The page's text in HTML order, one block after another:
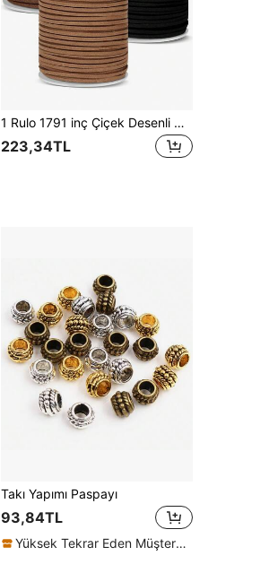
1 Rulo 1791 inç Çiçek Desenli Geyik Derisi Kadife Şönil İp Takı Deri Kayış Çiçek Hediye Kutusu Dekoratif Buket Kurdele El Yapımı Kendin Yap Kolye, Bileklik Kayışı Takı Yapımı El Sanatları Malzemeleri - Boncuk İpleri ve Telleri
223,34TL
Takı Yapımı Paspayı
93,84TL
Yüksek Tekrar Eden Müşteriler